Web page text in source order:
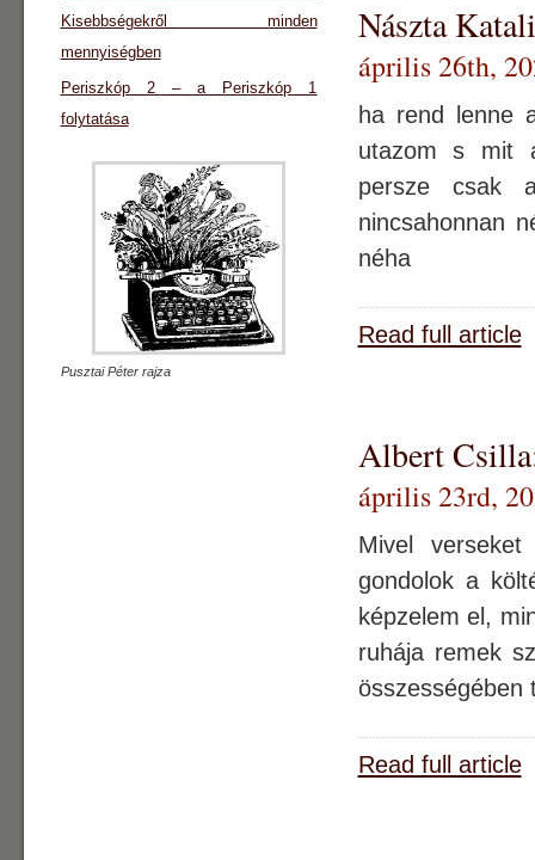
Nászta
április 26th,
ha rend lenne
utazom s mit
persze csak
nincsahonnan
néha
Read full article
Albert
április 23rd,
Mivel
gondolok a
képzelem el,
ruhája remek
összességében
Read full article
Kisebbségekről minden
mennyiségben
Periszkóp 2 – a Periszkóp 1
folytatása
Pusztai Péter rajza